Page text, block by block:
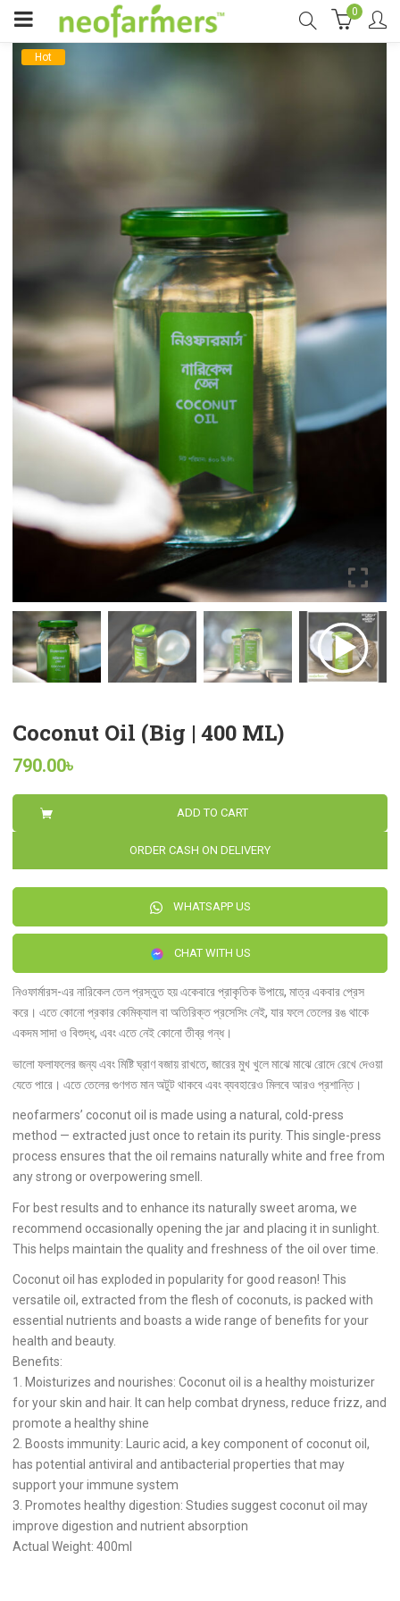
0
Hot
Coconut Oil (Big | 400 ML)
790.00৳
ADD TO CART
ORDER CASH ON DELIVERY
WHATSAPP US
CHAT WITH US
নিওফার্মারস-এর নারিকেল তেল প্রস্তুত হয় একেবারে প্রাকৃতিক উপায়ে, মাত্র একবার প্রেস
করে। এতে কোনো প্রকার কেমিক্যাল বা অতিরিক্ত প্রসেসিং নেই, যার ফলে তেলের রঙ থাকে
একদম সাদা ও বিশুদ্ধ, এবং এতে নেই কোনো তীব্র গন্ধ।
ভালো ফলাফলের জন্য এবং মিষ্টি ঘ্রাণ বজায় রাখতে, জারের মুখ খুলে মাঝে মাঝে রোদে রেখে দেওয়া
যেতে পারে। এতে তেলের গুণগত মান অটুট থাকবে এবং ব্যবহারেও মিলবে আরও প্রশান্তি।
neofarmers’ coconut oil is made using a natural, cold-press
method — extracted just once to retain its purity. This single-press
process ensures that the oil remains naturally white and free from
any strong or overpowering smell.
For best results and to enhance its naturally sweet aroma, we
recommend occasionally opening the jar and placing it in sunlight.
This helps maintain the quality and freshness of the oil over time.
Coconut oil has exploded in popularity for good reason! This
versatile oil, extracted from the flesh of coconuts, is packed with
essential nutrients and boasts a wide range of benefits for your
health and beauty.
Benefits:
1. Moisturizes and nourishes: Coconut oil is a healthy moisturizer
for your skin and hair. It can help combat dryness, reduce frizz, and
promote a healthy shine
2. Boosts immunity: Lauric acid, a key component of coconut oil,
has potential antiviral and antibacterial properties that may
support your immune system
3. Promotes healthy digestion: Studies suggest coconut oil may
improve digestion and nutrient absorption
Actual Weight: 400ml